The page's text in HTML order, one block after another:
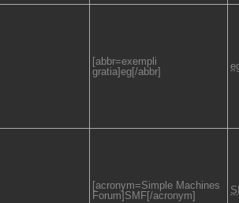
[abbr=exempli
gratia]eg[/abbr]
[acronym=Simple Machines
Forum]SMF[/acronym]